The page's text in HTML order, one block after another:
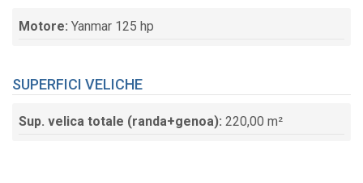
Motore: Yanmar 125 hp
SUPERFICI VELICHE
Sup. velica totale (randa+genoa): 220,00 m²